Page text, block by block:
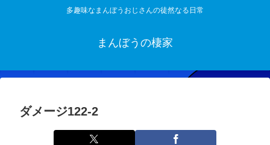
多趣味なまんぼうおじさんの徒然なる日常
まんぼうの棲家
ダメージ122-2